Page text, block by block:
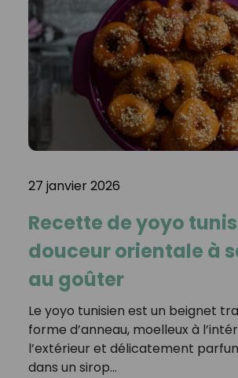
27 janvier 2026
Recette de yoyo
douceur orientale à
au goûter
Le yoyo tunisien est un beignet
forme d’anneau, moelleux à
l’extérieur et délicatement
dans un sirop…